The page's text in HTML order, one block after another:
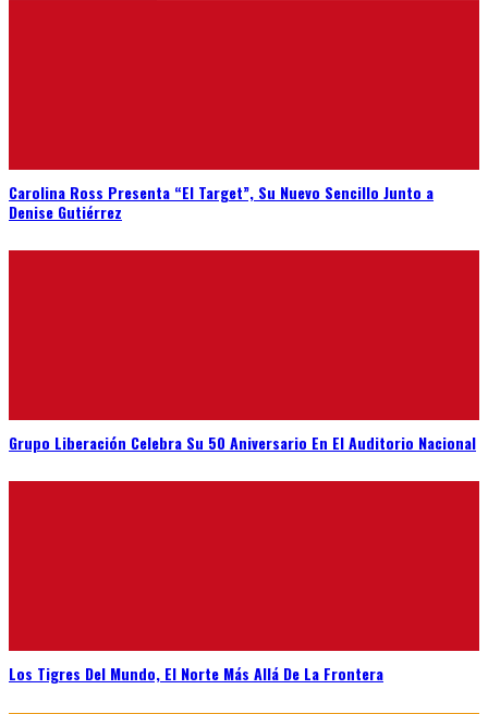
Carolina Ross Presenta “El Target”, Su Nuevo Sencillo Junto a
Denise Gutiérrez
Grupo Liberación Celebra Su 50 Aniversario En El Auditorio Nacional
Los Tigres Del Mundo, El Norte Más Allá De La Frontera